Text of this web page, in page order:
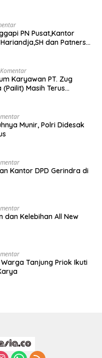
PN Pusat,Kantor
dan Patners
Karyawan PT. Zug
Masih Terus
Munir, Polri Didesak
Kantor DPD Gerindra di
dan Kelebihan All New
Tanjung Priok Ikuti